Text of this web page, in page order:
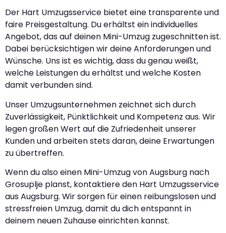
Der Hart Umzugsservice bietet eine transparente und
faire Preisgestaltung. Du erhältst ein individuelles
Angebot, das auf deinen Mini-Umzug zugeschnitten ist.
Dabei berücksichtigen wir deine Anforderungen und
Wünsche. Uns ist es wichtig, dass du genau weißt,
welche Leistungen du erhältst und welche Kosten
damit verbunden sind.
Unser Umzugsunternehmen zeichnet sich durch
Zuverlässigkeit, Pünktlichkeit und Kompetenz aus. Wir
legen großen Wert auf die Zufriedenheit unserer
Kunden und arbeiten stets daran, deine Erwartungen
zu übertreffen.
Wenn du also einen Mini-Umzug von Augsburg nach
Grosuplje planst, kontaktiere den Hart Umzugsservice
aus Augsburg. Wir sorgen für einen reibungslosen und
stressfreien Umzug, damit du dich entspannt in
deinem neuen Zuhause einrichten kannst.